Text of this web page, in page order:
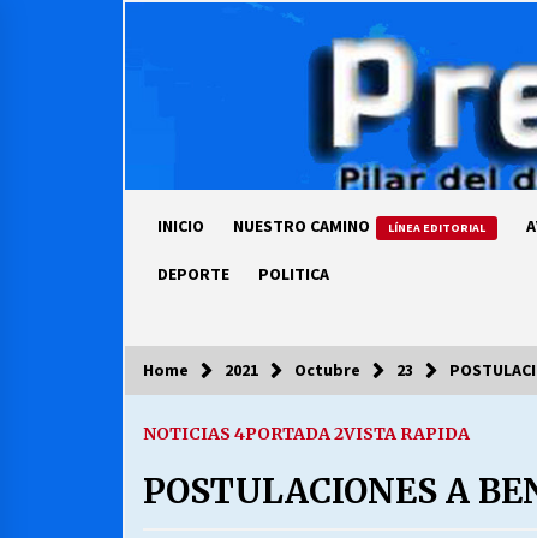
INICIO NUESTRO CAMINO LÍNEA EDITORIAL
DEPORTE POLITICA
COLUMNISTA
luz… ¿Y cuándo van a bajar?
03/08/2026
Home 2021 Octubre 23
NOTICIAS 4PORTADA 2VISTA RAPIDA
POSTULACIONES A